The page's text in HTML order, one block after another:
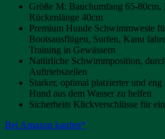
Größe M: Bauchumfang 65-80cm,
Rückenlänge 40cm
Premium Hunde Schwimmweste
Bootsausflügen, Surfen, Kanu
Training in Gewässern
Natürliche Schwimmposition,
Auftriebszellen
Starker, optimal platzierter und
Hund aus dem Wasser zu helfen
Sicherheits Klickverschlüsse für
Bei Amazon kaufen*